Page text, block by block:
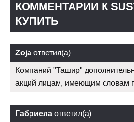
КОММЕНТАРИИ К
КУПИТЬ
Zoja ответил(а)
Компаний "Ташир"
акций лицам, имеющим словам
Габриела ответил(а)